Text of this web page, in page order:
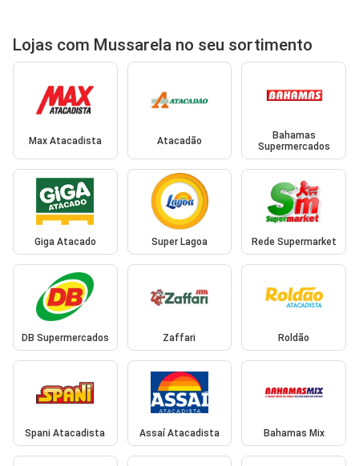
Lojas com Mussarela no seu sortimento
Max Atacadista Atacadão
Bahamas
Supermercados
Giga Atacado Super Lagoa Rede Supermarket
DB Supermercados Zaffari Roldão
Spani Atacadista Assaí Atacadista Bahamas Mix